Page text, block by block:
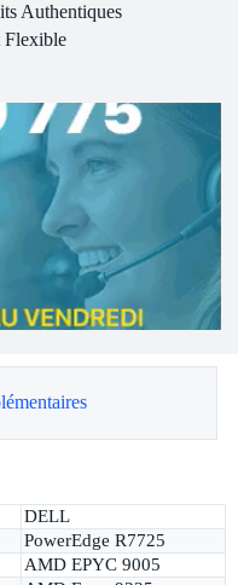
Authentiques
Flexible
DELL
PowerEdge R7725
AMD EPYC 9005